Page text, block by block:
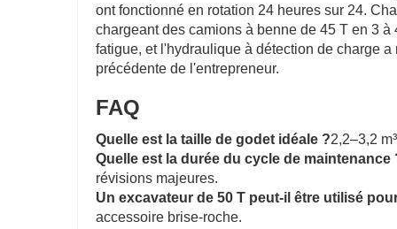
ont fonctionné en rotation 24 heures sur 24.
chargeant des camions à benne de 45 T en 3
fatigue, et l'hydraulique à détection de charge
précédente de l'entrepreneur.
FAQ
Quelle est la taille de godet idéale ?2,2–3,2
Quelle est la durée du cycle de maintenance
révisions majeures.
Un excavateur de 50 T peut-il être utilisé
accessoire brise-roche.